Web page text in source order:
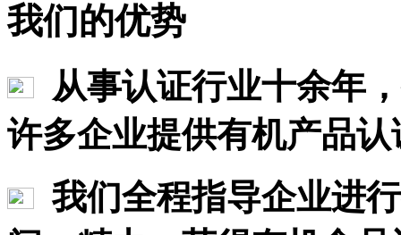
我们的优势
从事认证行业十余年
许多企业提供有机产品
我们全程指导企业进